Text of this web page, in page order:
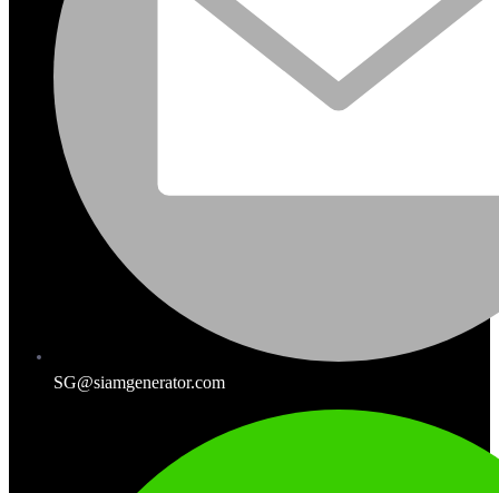
SG@siamgenerator.com